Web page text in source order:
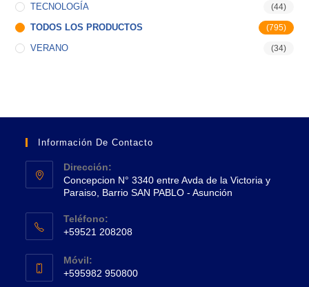
TECNOLOGÍA (44)
TODOS LOS PRODUCTOS (795)
VERANO (34)
Información De Contacto
Dirección:
Concepcion N° 3340 entre Avda de la Victoria y
Paraiso, Barrio SAN PABLO - Asunción
abre
una
nueva
Teléfono:
+59521 208208
abre
en
Móvil:
+595982 950800